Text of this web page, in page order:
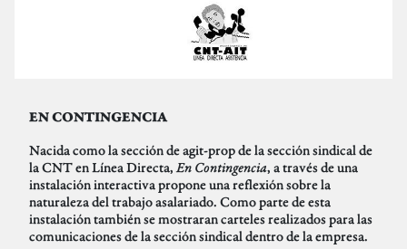
EN CONTINGENCIA
Nacida como la sección de agit-prop de la sección sindical de
la CNT en Línea Directa,En Contingencia, a través de una
instalación interactiva propone una reflexión sobre la
naturaleza del trabajo asalariado. Como parte de esta
instalación también se mostraran carteles realizados para las
comunicaciones de la sección sindical dentro de la empresa.